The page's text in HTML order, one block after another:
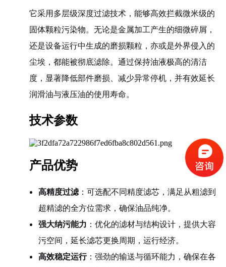
它采用多层级深度过滤技术，能够高效拦截微米级的
固体颗粒污染物。无论是金属加工产生的细微碎屑，
还是设备运行中生成的磨损颗粒，亦或是外界侵入的
尘埃，都能被彻底滤除。通过保持油液极高的清洁
度，显著降低部件磨损、减少异常停机，并有效延长
润滑油与液压油的使用寿命。
技术参数
产品优势
高精度过滤：可选配不同精度滤芯，满足从粗滤到
超精滤的全方位需求，确保油品纯净。
强大纳污能力 ：优化的滤材与结构设计，提供大容
污空间，延长滤芯更换周期，运行经济。
高效稳定运行：强劲的输送与循环能力，确保在各